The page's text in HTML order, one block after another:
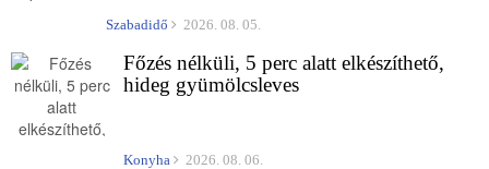
Szabadidő 2026. 08. 05.
Főzés nélküli, 5 perc alatt elkészíthető,
hideg gyümölcsleves
Konyha 2026. 08. 06.